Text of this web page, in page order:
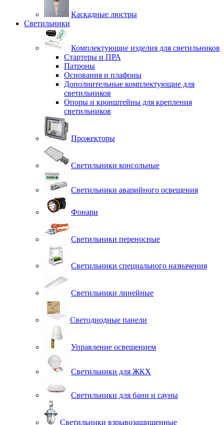
Каскадные люстры
Светильники
Комплектующие изделия для светильников
Стартеры и ПРА
Патроны
Основания и плафоны
Дополнительные комплектующие для
светильников
Опоры и кронштейны для крепления
светильников
Прожекторы
Светильники консольные
Светильники аварийного освещения
Фонари
Светильники переносные
Светильники специального назначения
Светильники линейные
Светодиодные панели
Управление освещением
Светильники для ЖКХ
Светильники для бани и сауны
Светильники взрывозащищенные